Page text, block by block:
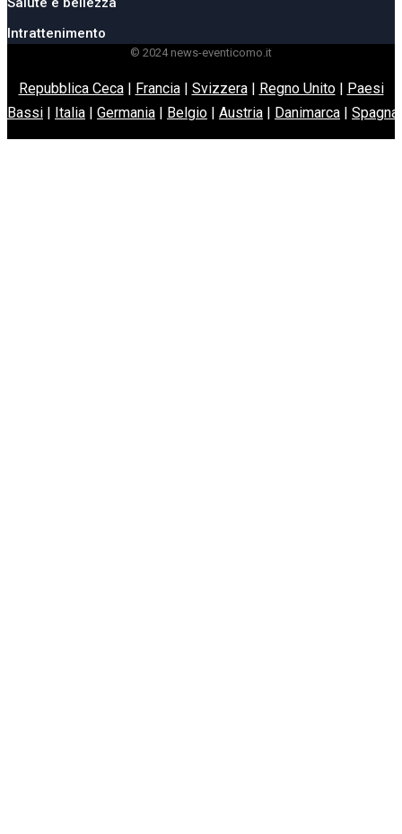
Intrattenimento
© 2024 news-eventicomo.it
Repubblica Ceca| Francia| Svizzera| Regno Unito| Paesi
Bassi | Italia | Germania | Belgio | Austria | Danimarca | Spagna